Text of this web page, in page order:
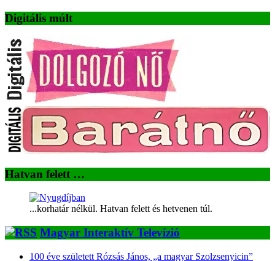
Digitális múlt
Hatvan felett …
...korhatár nélkül. Hatvan felett és hetvenen túl.
Magyar Interaktív Televízió
100 éve született Rózsás János, „a magyar Szolzsenyicin”